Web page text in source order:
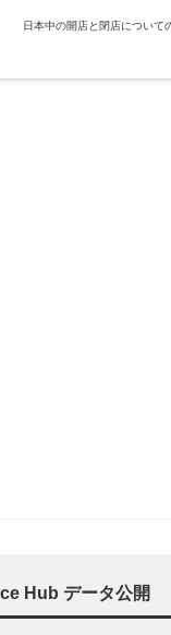
日本中の開店と閉店について
Hub データ公開